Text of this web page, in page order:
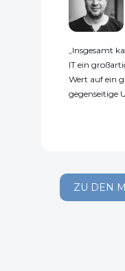
Insgesamt
IT ein
Wert auf ein
gegenseitige
ZU DEN